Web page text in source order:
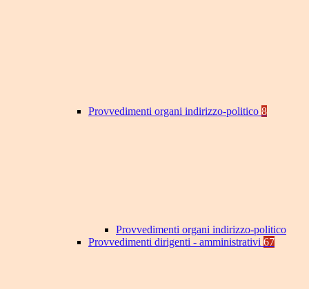
Provvedimenti organi indirizzo-politico 8
Provvedimenti organi indirizzo-politico
Provvedimenti dirigenti - amministrativi 67